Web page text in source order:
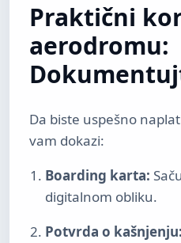
Praktični
aerodromu:
Da biste uspešno
vam dokazi:
Boarding karta:
digitalnom obliku.
Potvrda o kašnjenju: